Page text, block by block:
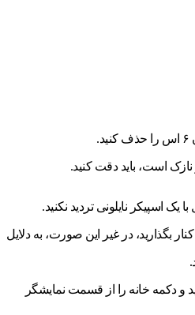
است، باید دقت کنید.
یک اسپیکر نایلونی تردید نکنید.
بگذارید، در غیر این صورت، به دلایل
و دکمه خانه را از قسمت نمایشگر